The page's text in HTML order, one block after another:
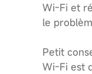
Wi-Fi et
le
Petit
Wi-Fi est